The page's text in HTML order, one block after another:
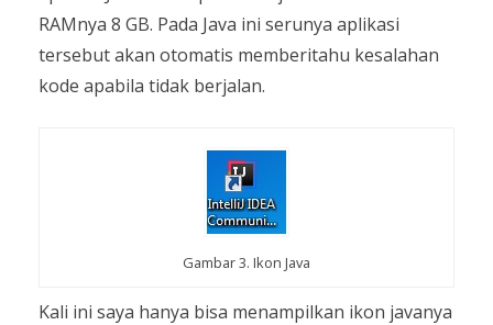
RAMnya 8 GB. Pada Java ini serunya aplikasi
tersebut akan otomatis memberitahu kesalahan
kode apabila tidak berjalan.
Gambar 3. Ikon Java
Kali ini saya hanya bisa menampilkan ikon javanya